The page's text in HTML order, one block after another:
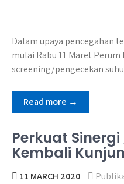
Dalam upaya pencegahan
mulai Rabu 11 Maret
screening/pengecekan
Read more →
Perkuat Sinergi
Kembali
11 MARCH 2020